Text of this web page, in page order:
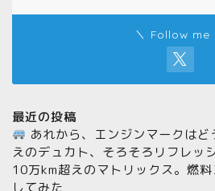
＼ Follow me
最近の投稿
あれから、エンジンマークは
えのデュカト、そろそろリフレッ
10万km超えのマトリックス。燃
してみた